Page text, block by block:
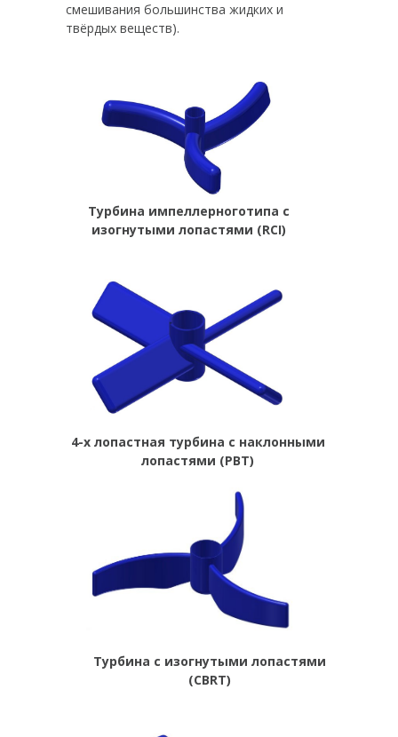
смешивания большинства жидких и
твёрдых веществ).
Турбина импеллерноготипа с
изогнутыми лопастями (RCI)
4-х лопастная турбина с наклонными
лопастями (PBT)
Турбина с изогнутыми лопастями
(CBRT)